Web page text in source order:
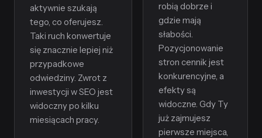
aktywnie szukają
tego, co oferujesz.
Taki ruch konwertuje
się znacznie lepiej niż
przypadkowe
odwiedziny. Zwrot z
inwestycji w SEO jest
widoczny po kilku
miesiącach pracy.
robią dobrze i
gdzie mają
słabości.
Pozycjonowanie
stron cennik jest
konkurencyjne, a
efekty są
widoczne. Gdy Ty
już zajmujesz
pierwsze miejsca,